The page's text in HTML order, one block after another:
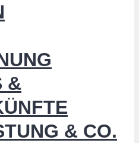
&
& CO.